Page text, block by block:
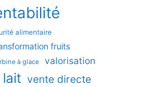
alimentaire
fruits
à glace valorisation
vente directe